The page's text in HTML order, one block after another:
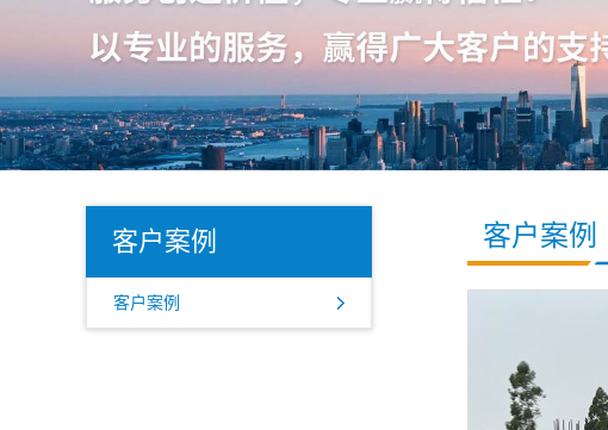
客户案例
客户案例
客户案例